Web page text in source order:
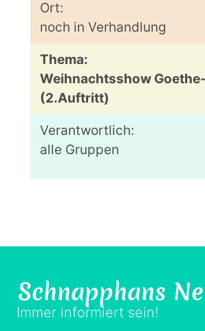
noch in Verhandlung
Weihnachtsshow
(2.Auftritt)
alle Gruppen
Schnapphans
Immer informiert sein!